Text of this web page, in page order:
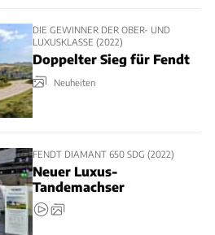
DIE GEWINNER DER OBER- UND
LUXUSKLASSE (2022)
Doppelter Sieg für Fendt
Neuheiten
FENDT DIAMANT 650 SDG (2022)
Neuer Luxus-
Tandemachser